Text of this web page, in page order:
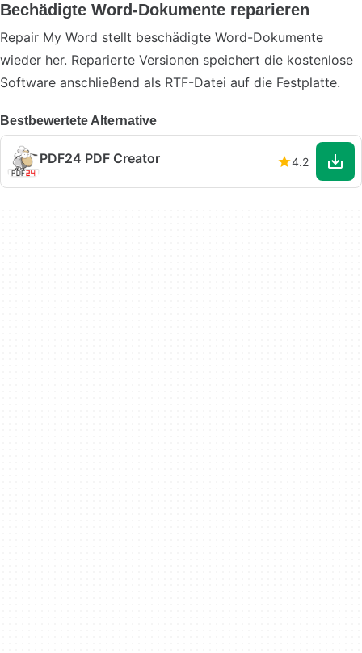
Bechädigte Word-Dokumente reparieren
Repair My Word stellt beschädigte Word-Dokumente
wieder her. Reparierte Versionen speichert die kostenlose
Software anschließend als RTF-Datei auf die Festplatte.
Bestbewertete Alternative
PDF24 PDF Creator 4.2